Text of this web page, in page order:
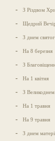
- З Різдвом
- Щедрий
- З днем
- На 8 березня
- З
- На 1 квітня
- З Великоднем
- На 1 травня
- На 9 травня
- З днем матері